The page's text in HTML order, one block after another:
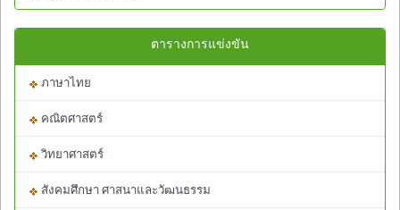
ตารางการแข่งขัน
ภาษาไทย
คณิตศาสตร์
วิทยาศาสตร์
สังคมศึกษา ศาสนาและวัฒนธรรม